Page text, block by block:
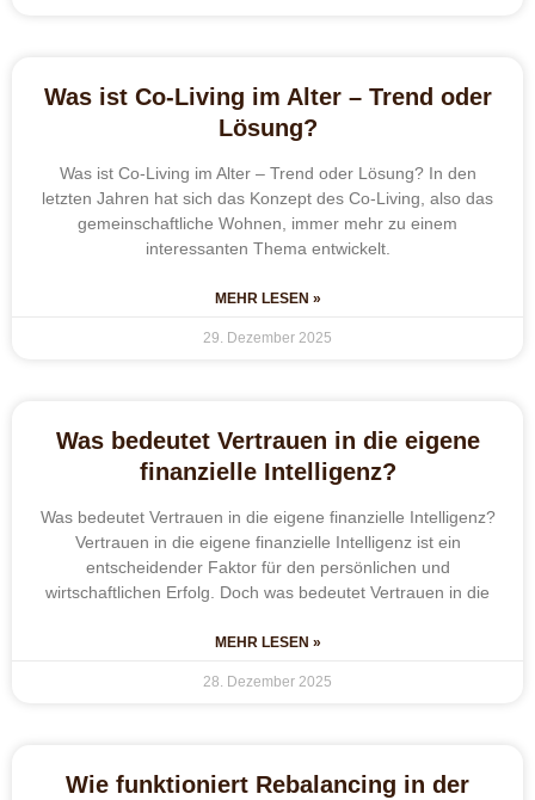
Was ist Co-Living im Alter – Trend oder
Lösung?
Was ist Co-Living im Alter – Trend oder Lösung? In den
letzten Jahren hat sich das Konzept des Co-Living, also das
gemeinschaftliche Wohnen, immer mehr zu einem
interessanten Thema entwickelt.
MEHR LESEN »
29. Dezember 2025
Was bedeutet Vertrauen in die eigene
finanzielle Intelligenz?
Was bedeutet Vertrauen in die eigene finanzielle Intelligenz?
Vertrauen in die eigene finanzielle Intelligenz ist ein
entscheidender Faktor für den persönlichen und
wirtschaftlichen Erfolg. Doch was bedeutet Vertrauen in die
MEHR LESEN »
28. Dezember 2025
Wie funktioniert Rebalancing in der